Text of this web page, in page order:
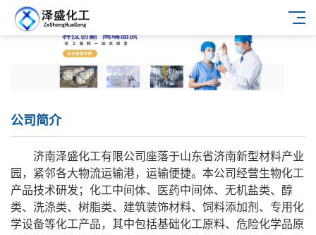
公司简介
济南泽盛化工有限公司座落于山东省济南新型材料产业
园，紧邻各大物流运输港，运输便捷。本公司经营生物化工
产品技术研发；化工中间体、医药中间体、无机盐类、醇
类、洗涤类、树脂类、建筑装饰材料、饲料添加剂、专用化
学设备等化工产品，其中包括基础化工原料、危险化学品原